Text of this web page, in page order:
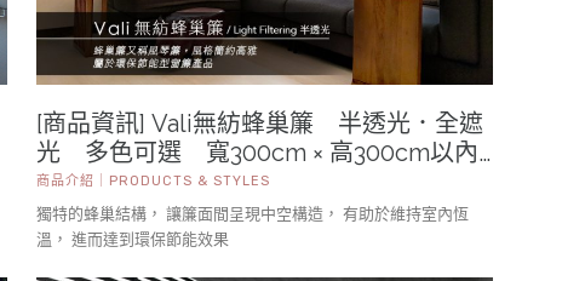
[商品資訊] Vali無紡蜂巢簾 半透光．全遮
光 多色可選 寬300cm × 高300cm以內
可指定 一般上收／上下雙向開闔(TDBU)
系統 循環拉繩／無拉繩／遙控電動操作
商品介紹｜PRODUCTS & STYLES
獨特的蜂巢結構， 讓簾面間呈現中空構造， 有助於維持室內恆
溫， 進而達到環保節能效果